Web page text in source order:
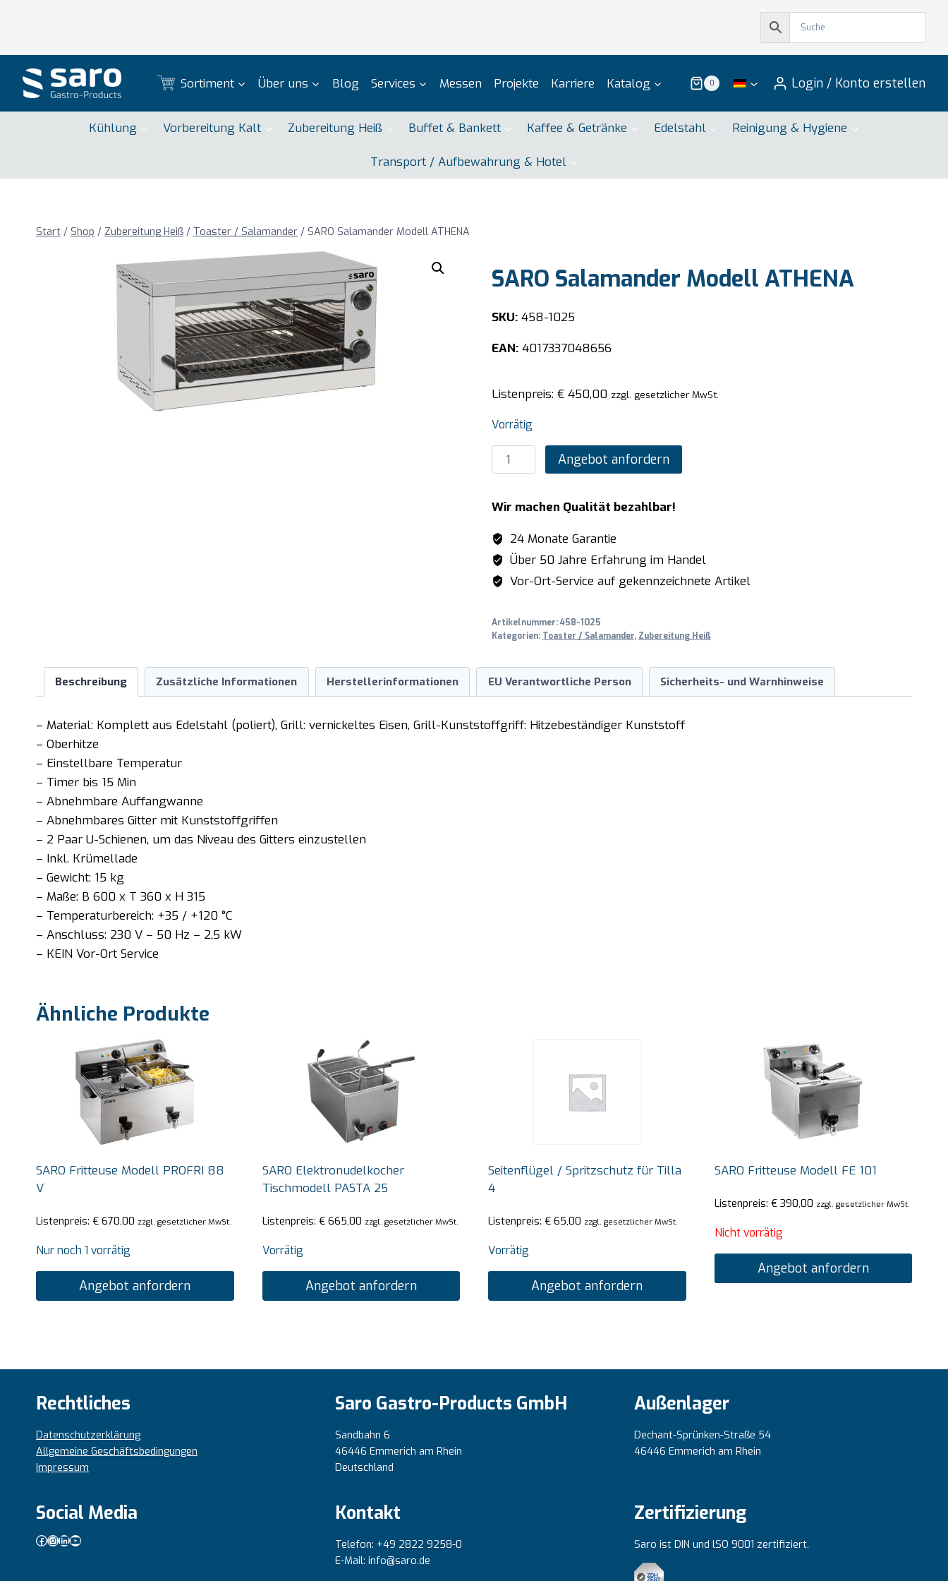
Sortiment Über uns Blog Services Messen Projekte Karriere Katalog 0 Login / Konto erstellen
Kühlung Vorbereitung Kalt Zubereitung Heiß Buffet & Bankett Kaffee & Getränke Edelstahl Reinigung & Hygiene
Transport / Aufbewahrung & Hotel
Start / Shop / Zubereitung Heiß / Toaster / Salamander / SARO Salamander Modell ATHENA
SARO Salamander Modell ATHENA
SKU:458-1025
EAN:4017337048656
Listenpreis: €450,00 zzgl. gesetzlicher MwSt.
Vorrätig
SARO
Salamander
ATHENA
Menge
Angebot anfordern
Wir machen Qualität bezahlbar!
24 Monate Garantie
Über 50 Jahre Erfahrung im Handel
Vor-Ort-Service auf gekennzeichnete Artikel
Artikelnummer:458-1025
Kategorien: Toaster / Salamander, Zubereitung Heiß
Beschreibung Zusätzliche Informationen Herstellerinformationen EU Verantwortliche Person Sicherheits- und Warnhinweise
– Material: Komplett aus Edelstahl (poliert), Grill: vernickeltes Eisen, Grill-Kunststoffgriff: Hitzebeständiger Kunststoff
– Oberhitze
– Einstellbare Temperatur
– Timer bis 15 Min
– Abnehmbare Auffangwanne
– Abnehmbares Gitter mit Kunststoffgriffen
– 2 Paar U-Schienen, um das Niveau des Gitters einzustellen
– Inkl. Krümellade
– Gewicht: 15 kg
– Maße: B 600 x T 360 x H 315
– Temperaturbereich: +35 / +120 °C
– Anschluss: 230 V – 50 Hz – 2,5 kW
– KEIN Vor-Ort Service
Ähnliche Produkte
SARO Fritteuse Modell PROFRI 88
V
Listenpreis: € 670,00 zzgl. gesetzlicher MwSt.
Nur noch 1 vorrätig
Angebot anfordern
SARO Elektronudelkocher
Tischmodell PASTA 25
Listenpreis: €665,00 zzgl. gesetzlicher MwSt.
Vorrätig
Angebot anfordern
Seitenflügel / Spritzschutz für Tilla
4
Listenpreis: € 65,00 zzgl. gesetzlicher MwSt.
Vorrätig
Angebot anfordern
SARO Fritteuse Modell FE 101
Listenpreis: €390,00 zzgl. gesetzlicher MwSt.
Nicht vorrätig
Angebot anfordern
Rechtliches
Datenschutzerklärung
Allgemeine Geschäftsbedingungen
Impressum
Saro Gastro-Products GmbH
Sandbahn 6
46446 Emmerich am Rhein
Deutschland
Außenlager
Dechant-Sprünken-Straße 54
46446 Emmerich am Rhein
Social Media
Facebook
Instagram
LinkedIn
YouTube
Kontakt
Telefon: +49 2822 9258-0
E-Mail: info@saro.de
Zertifizierung
Saro ist DIN und lSO 9001 zertifiziert.